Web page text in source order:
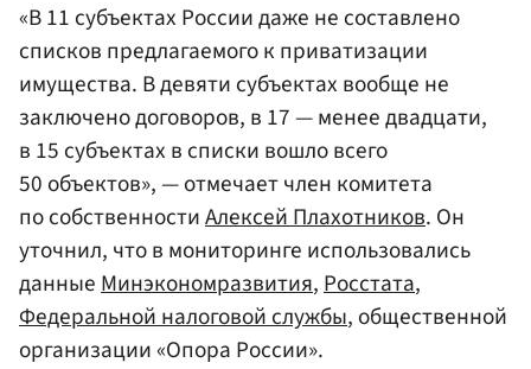
«В 11 субъектах России даже не составлено
списков предлагаемого к приватизации
имущества. В девяти субъектах вообще не
заключено договоров, в 17 — менее двадцати,
в 15 субъектах в списки вошло всего
50 объектов», — отмечает член комитета
по собственностиАлексей Плахотников. Он
уточнил, что в мониторинге использовались
данныеМинэкономразвития,Росстата,
Федеральной налоговой службы, общественной
организации «Опора России».